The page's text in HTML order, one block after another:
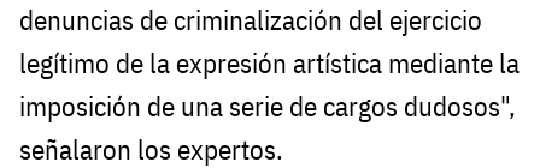
denuncias de criminalización del ejercicio
legítimo de la expresión artística mediante la
imposición de una serie de cargos dudosos",
señalaron los expertos.